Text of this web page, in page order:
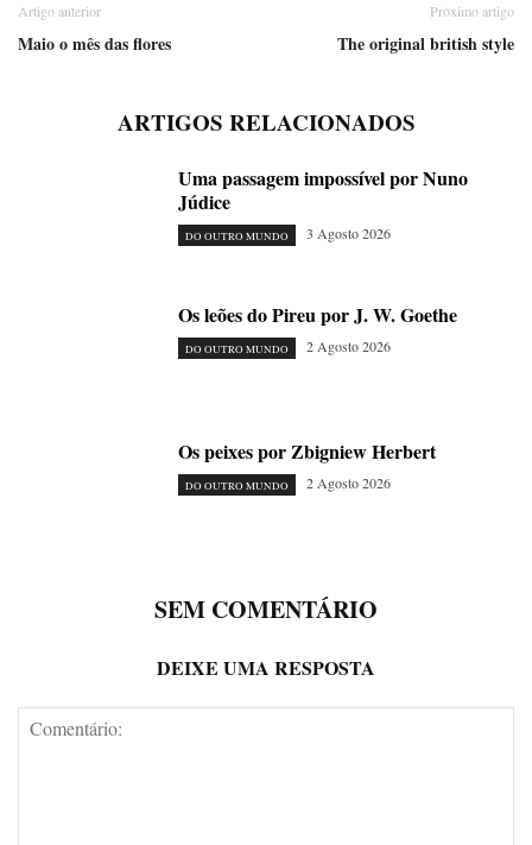
Artigo anterior
Maio o mês das flores
Próximo artigo
The original british style
ARTIGOS RELACIONADOS
Uma passagem impossível por Nuno
Júdice
DO OUTRO MUNDO 3 Agosto 2026
Os leões do Pireu por J. W. Goethe
DO OUTRO MUNDO 2 Agosto 2026
Os peixes por Zbigniew Herbert
DO OUTRO MUNDO 2 Agosto 2026
SEM COMENTÁRIO
DEIXE UMA RESPOSTA